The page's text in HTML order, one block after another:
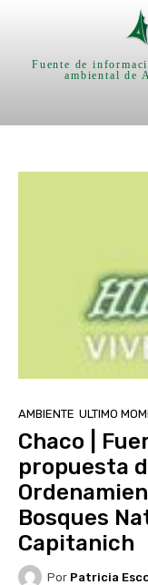
Fuente de
ambiental de
AMBIENTE ULTIMO
Chaco |
propuesta
Bosques
Capitanich
Por Patricia